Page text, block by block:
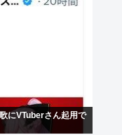
にVTuberさん起用で